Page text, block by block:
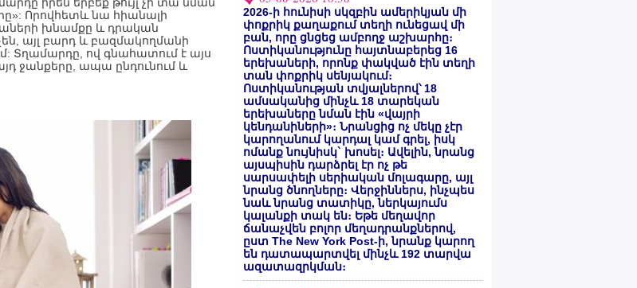
Որովհետև նա հիանալի
խնամքը և դրական
այլ բարդ և բազմակողմանի
Տղամարդը, ով գնահատում է այս
ջանքերը, ապա ընդունում և
2026-ի հունիսի սկզբին ամերիկյան մի
փոքրիկ քաղաքում տեղի ունեցավ մի
բան, որը ցնցեց ամբողջ աշխարհը։
Ոստիկանությունը հայտնաբերեց 16
երեխաների, որոնք փակված էին տեղի
տան փոքրիկ սենյակում։
Ոստիկանության տվյալներով՝ 18
ամսականից մինչև 18 տարեկան
երեխաները նման էին «վայրի
կենդանիների»։ Նրանցից ոչ մեկը չէր
կարողանում կարդալ կամ գրել, իսկ
ոմանք նույնիսկ` խոսել։ Ավելին, նրանց
այսպիսին դարձրել էր ոչ թե
սարսափելի սերիական մոլագարը, այլ
նրանց ծնողները։ Վերջիններս, ինչպես
նաև նրանց տատիկը, ներկայումս
կալանքի տակ են։ Եթե մեղավոր
ճանաչվեն բոլոր մեղադրանքներով,
ըստ The New York Post-ի, նրանք կարող
են դատապարտվել մինչև 192 տարվա
ազատազրկման։